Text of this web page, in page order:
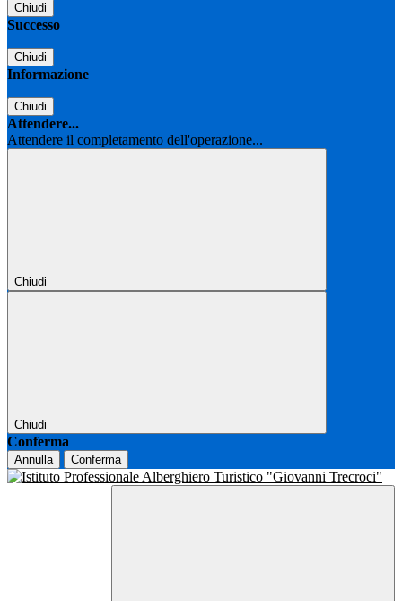
Chiudi
Successo
Chiudi
Informazione
Chiudi
Attendere...
Attendere il completamento dell'operazione...
Chiudi
Chiudi
Conferma
Annulla Conferma